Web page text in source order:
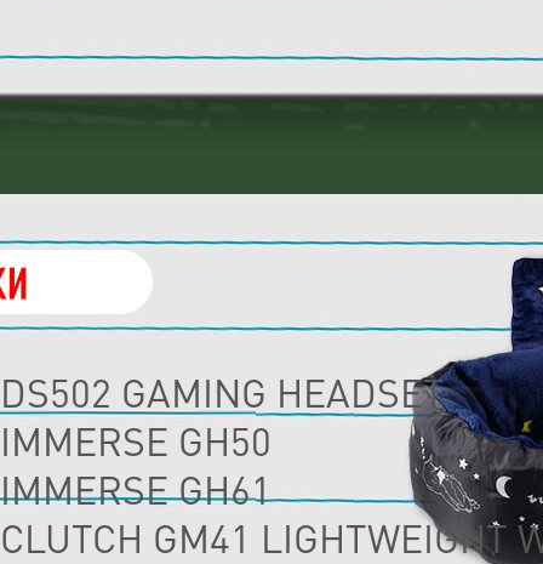
DS502 GAMING HEADSET
IMMERSE GH50
IMMERSE GH61
CLUTCH GM41 LIGHTWEIGHT